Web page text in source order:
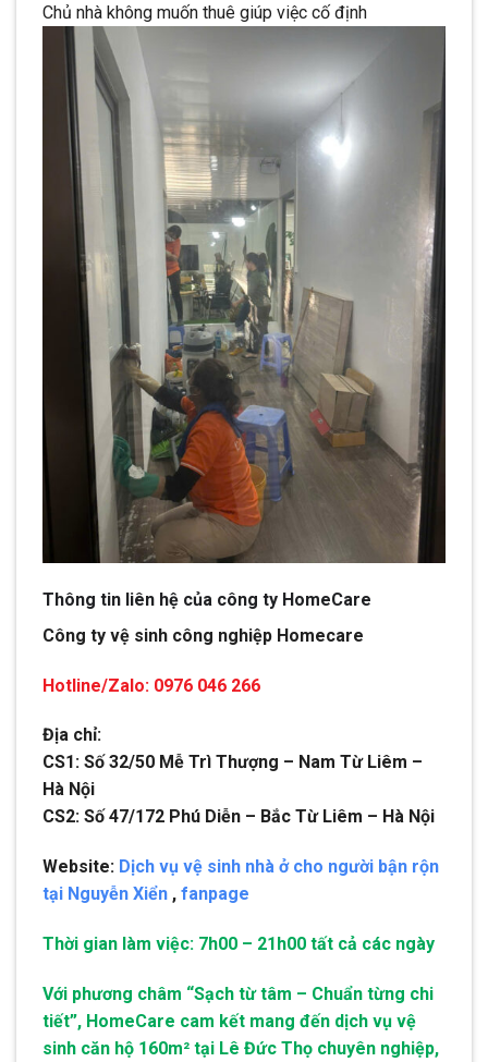
Chủ nhà không muốn thuê giúp việc cố định
Thông tin liên hệ của công ty HomeCare
Công ty vệ sinh công nghiệp Homecare
Hotline/Zalo: 0976 046 266
Địa chỉ:
CS1: Số 32/50 Mễ Trì Thượng – Nam Từ Liêm –
Hà Nội
CS2: Số 47/172 Phú Diễn – Bắc Từ Liêm – Hà Nội
Website: Dịch vụ vệ sinh nhà ở cho người bận rộn
tại Nguyễn Xiển , fanpage
Thời gian làm việc: 7h00 – 21h00 tất cả các ngày
Với phương châm “Sạch từ tâm – Chuẩn từng chi
tiết”, HomeCare cam kết mang đến dịch vụ vệ
sinh căn hộ 160m² tại Lê Đức Thọ chuyên nghiệp,